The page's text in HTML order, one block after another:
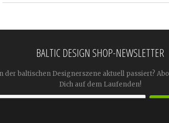
BALTIC DESIGN SHOP-NEWSLETTER
der baltischen Designerszene aktuell passiert?
Dich auf dem Laufenden!